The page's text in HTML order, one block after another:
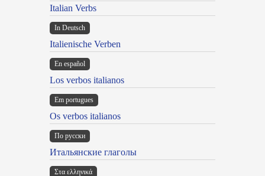
Italian Verbs
In Deutsch
Italienische Verben
En español
Los verbos italianos
Em portugues
Os verbos italianos
По русски
Итальянские глаголы
Στα ελληνικά